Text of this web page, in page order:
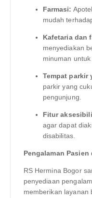
Farmasi:
mudah
Kafetaria dan
menyediakan
minuman
Tempat parkir
parkir yang
pengunjung.
Fitur
agar dapat
disabilitas.
Pengalaman
RS Hermina Bogor
penyediaan
memberikan layanan